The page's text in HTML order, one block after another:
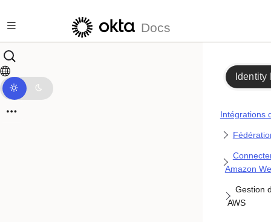
Docs
Identity
Intégrations
Amazon
Gestion
AWS